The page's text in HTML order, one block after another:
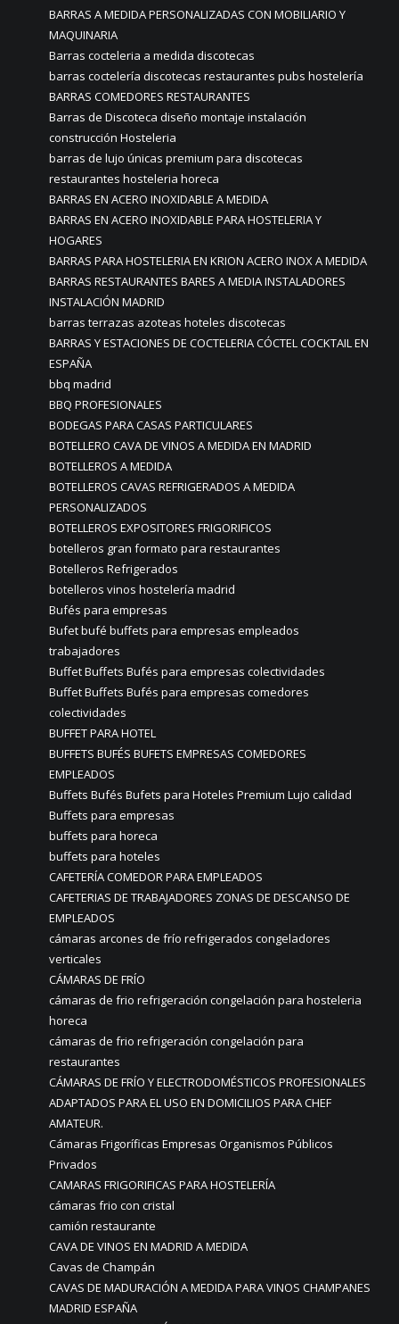
BARRAS A MEDIDA PERSONALIZADAS CON MOBILIARIO Y
MAQUINARIA
Barras cocteleria a medida discotecas
barras coctelería discotecas restaurantes pubs hostelería
BARRAS COMEDORES RESTAURANTES
Barras de Discoteca diseño montaje instalación
construcción Hosteleria
barras de lujo únicas premium para discotecas
restaurantes hosteleria horeca
BARRAS EN ACERO INOXIDABLE A MEDIDA
BARRAS EN ACERO INOXIDABLE PARA HOSTELERIA Y
HOGARES
BARRAS PARA HOSTELERIA EN KRION ACERO INOX A MEDIDA
BARRAS RESTAURANTES BARES A MEDIA INSTALADORES
INSTALACIÓN MADRID
barras terrazas azoteas hoteles discotecas
BARRAS Y ESTACIONES DE COCTELERIA CÓCTEL COCKTAIL EN
ESPAÑA
bbq madrid
BBQ PROFESIONALES
BODEGAS PARA CASAS PARTICULARES
BOTELLERO CAVA DE VINOS A MEDIDA EN MADRID
BOTELLEROS A MEDIDA
BOTELLEROS CAVAS REFRIGERADOS A MEDIDA
PERSONALIZADOS
BOTELLEROS EXPOSITORES FRIGORIFICOS
botelleros gran formato para restaurantes
Botelleros Refrigerados
botelleros vinos hostelería madrid
Bufés para empresas
Bufet bufé buffets para empresas empleados
trabajadores
Buffet Buffets Bufés para empresas colectividades
Buffet Buffets Bufés para empresas comedores
colectividades
BUFFET PARA HOTEL
BUFFETS BUFÉS BUFETS EMPRESAS COMEDORES
EMPLEADOS
Buffets Bufés Bufets para Hoteles Premium Lujo calidad
Buffets para empresas
buffets para horeca
buffets para hoteles
CAFETERÍA COMEDOR PARA EMPLEADOS
CAFETERIAS DE TRABAJADORES ZONAS DE DESCANSO DE
EMPLEADOS
cámaras arcones de frío refrigerados congeladores
verticales
CÁMARAS DE FRÍO
cámaras de frio refrigeración congelación para hosteleria
horeca
cámaras de frio refrigeración congelación para
restaurantes
CÁMARAS DE FRÍO Y ELECTRODOMÉSTICOS PROFESIONALES
ADAPTADOS PARA EL USO EN DOMICILIOS PARA CHEF
AMATEUR.
Cámaras Frigoríficas Empresas Organismos Públicos
Privados
CAMARAS FRIGORIFICAS PARA HOSTELERÍA
cámaras frio con cristal
camión restaurante
CAVA DE VINOS EN MADRID A MEDIDA
Cavas de Champán
CAVAS DE MADURACIÓN A MEDIDA PARA VINOS CHAMPANES
MADRID ESPAÑA